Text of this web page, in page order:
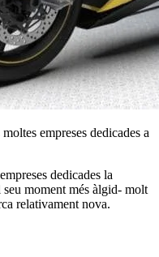
empreses dedicades a
dedicades la
moment més àlgid- molt
relativament nova.